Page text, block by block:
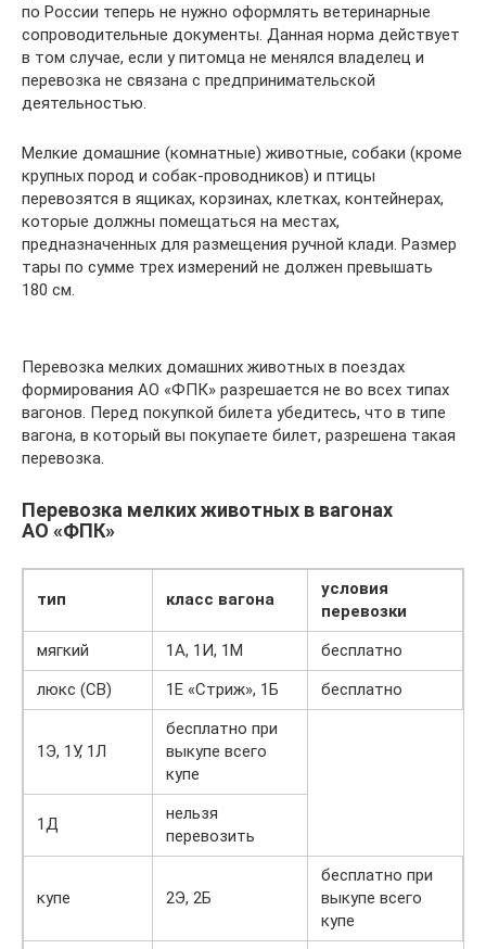
по России теперь не нужно оформлять ветеринарные
сопроводительные документы. Данная норма действует
в том случае, если у питомца не менялся владелец и
перевозка не связана с предпринимательской
деятельностью.
Мелкие домашние (комнатные) животные, собаки (кроме
крупных пород и собак-проводников) и птицы
перевозятся в ящиках, корзинах, клетках, контейнерах,
которые должны помещаться на местах,
предназначенных для размещения ручной клади. Размер
тары по сумме трех измерений не должен превышать
180 см.
Перевозка мелких домашних животных в поездах
формирования АО «ФПК» разрешается не во всех типах
вагонов. Перед покупкой билета убедитесь, что в типе
вагона, в который вы покупаете билет, разрешена такая
перевозка.
Перевозка мелких животных в вагонах
АО «ФПК»
тип класс вагона
условия
перевозки
мягкий
1А, 1И, 1М
бесплатно
люкс (СВ)
1Е «Стриж», 1Б бесплатно
1Э, 1У, 1Л
бесплатно при
выкупе всего
купе
1Д
нельзя
перевозить
купе 2Э, 2Б
бесплатно при
выкупе всего
купе